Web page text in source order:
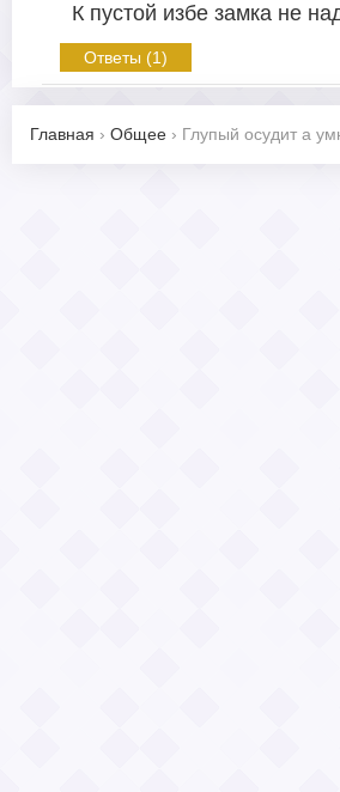
К пустой избе замка не
Ответы (1)
Главная › Общее › Глупый осудит а